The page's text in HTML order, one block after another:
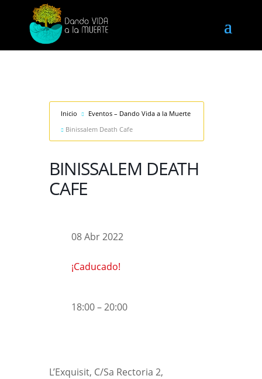
Inicio
Eventos – Dando Vida a la Muerte
Binissalem Death Cafe
BINISSALEM DEATH
CAFE
08 Abr 2022
¡Caducado!
18:00 – 20:00
L’Exquisit, C/Sa Rectoria 2,